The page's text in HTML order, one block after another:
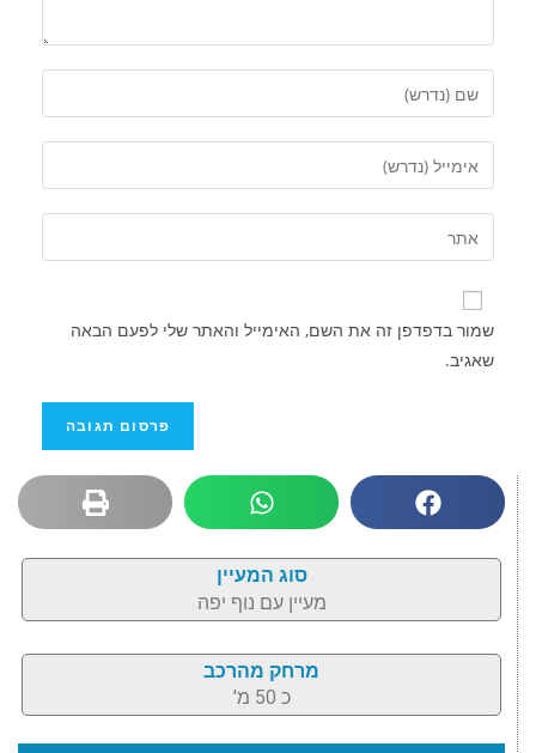
שמור בדפדפן זה את השם, האימייל והאתר שלי לפעם הבאה
שאגיב.
סוג המעיין
מעיין עם נוף יפה
מרחק מהרכב
כ 50 מ'